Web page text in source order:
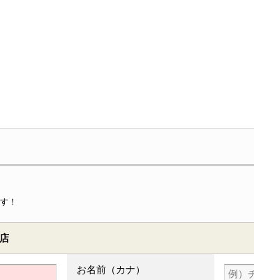
！
お名前（カナ）